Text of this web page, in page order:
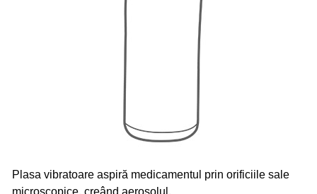
Plasa vibratoare aspiră medicamentul prin orificiile sale
microscopice, creând aerosolul.